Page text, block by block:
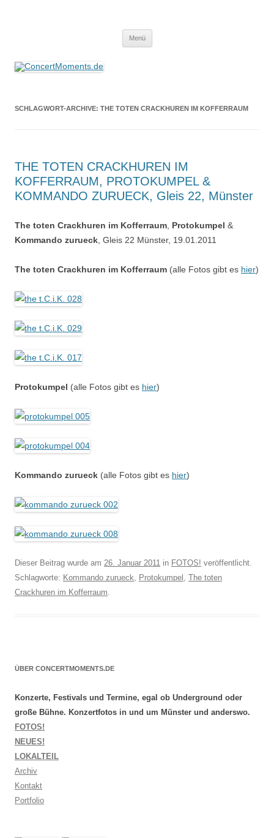
Menü
SCHLAGWORT-ARCHIVE: THE TOTEN CRACKHUREN IM KOFFERRAUM
THE TOTEN CRACKHUREN IM
KOFFERRAUM, PROTOKUMPEL &
KOMMANDO ZURUECK, Gleis 22, Münster
The toten Crackhuren im Kofferraum Protokumpel &
Kommando zurueck , Gleis 22 Münster, 19.01.2011
The toten Crackhuren im Kofferraum (alle Fotos gibt es hier)
Protokumpel (alle Fotos gibt es hier)
Kommando zurueck (alle Fotos gibt es hier)
Dieser Beitrag wurde am 26. Januar 2011 in FOTOS! veröffentlicht.
Schlagworte: Kommando zurueck, Protokumpel , The toten
Crackhuren im Kofferraum.
ÜBER CONCERTMOMENTS.DE
Konzerte, Festivals und Termine, egal ob Underground oder
große Bühne. Konzertfotos in und um Münster und anderswo.
FOTOS!
NEUES!
LOKALTEIL
Archiv
Kontakt
Portfolio